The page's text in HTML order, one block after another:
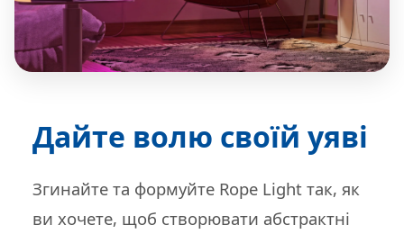
Дайте волю своїй уяві
Згинайте та формуйте Rope Light так, як
ви хочете, щоб створювати абстрактні